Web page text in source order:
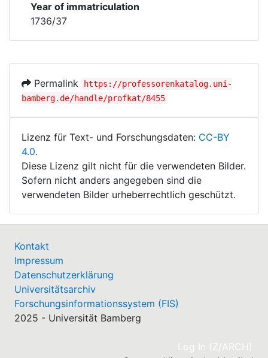
Year of immatriculation
1736/37
Permalink
https://professorenkatalog.uni-
bamberg.de/handle/profkat/8455
Lizenz für Text- und Forschungsdaten: CC-BY
4.0.
Diese Lizenz gilt nicht für die verwendeten Bilder.
Sofern nicht anders angegeben sind die
verwendeten Bilder urheberrechtlich geschützt.
Kontakt
Impressum
Datenschutzerklärung
Universitätsarchiv
Forschungsinformationssystem (FIS)
2025 - Universität Bamberg
Log In (Z/ARCH)